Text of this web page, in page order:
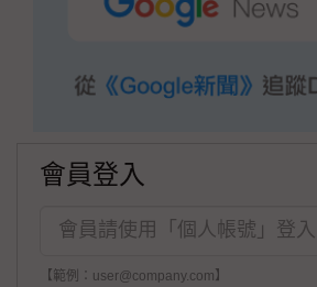
會員登入
【範例：user@company.com】